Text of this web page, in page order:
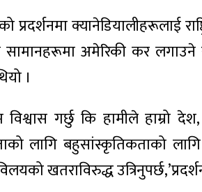
क्यानेडियालीहरूलाई
अमेरिकी कर लगाउने र
।
गर्छु कि हामीले हाम्रो
लागि बहुसांस्कृतिकताको
खतराविरुद्ध